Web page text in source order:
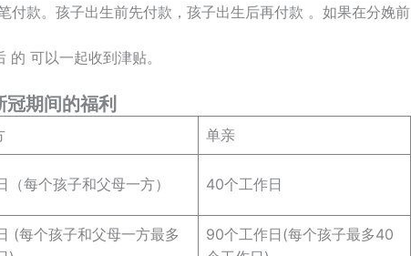
付款。孩子出生前先付款，孩子出生后再付款 。如果在分娩前
可以一起收到津贴。
冠期间的福利
单亲
（每个孩子和父母一方） 40个工作日
(每个孩子和父母一方最多
90个工作日(每个孩子最多40